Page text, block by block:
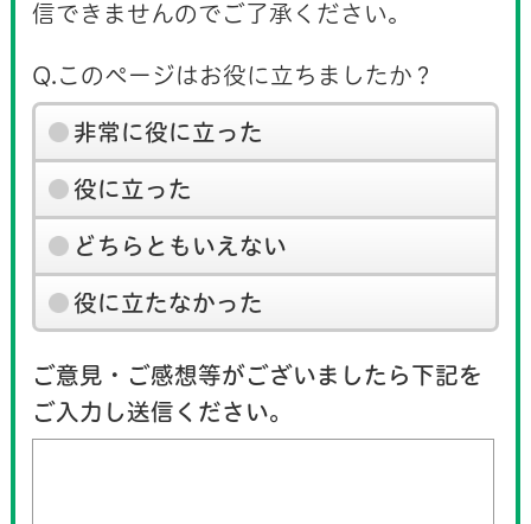
信できませんのでご了承ください。
Q.このページはお役に立ちましたか？
非常に役に立った
役に立った
どちらともいえない
役に立たなかった
ご意見・ご感想等がございましたら下記を
ご入力し送信ください。